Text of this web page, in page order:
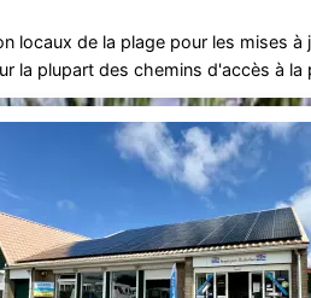
locaux de la plage pour les mises à
la plupart des chemins d'accès à la